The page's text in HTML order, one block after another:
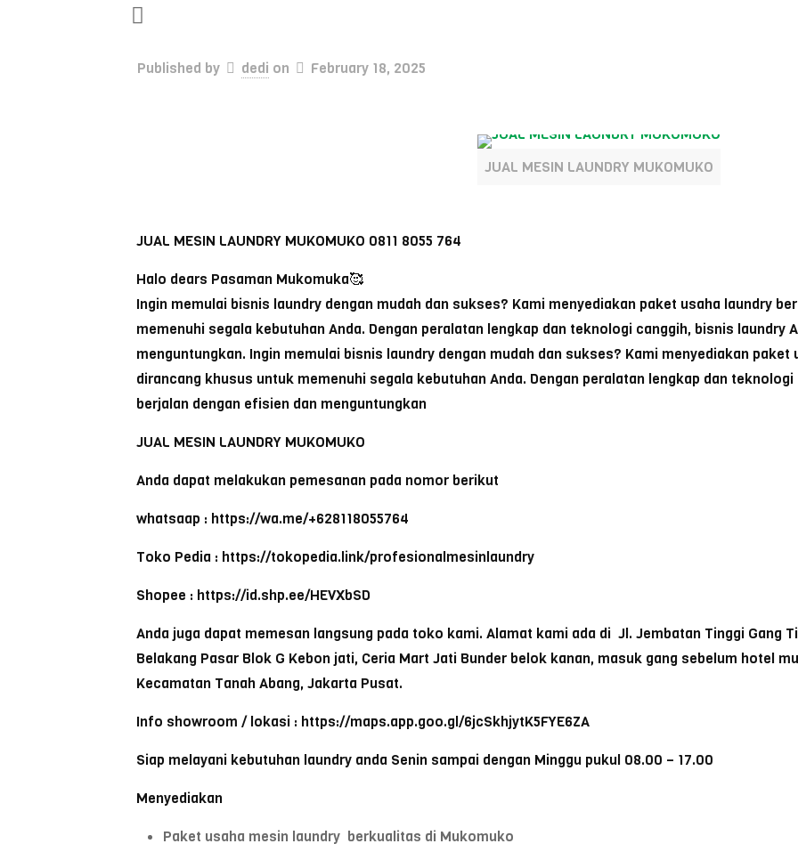
Published by dedi on February 18, 2025
JUAL MESIN LAUNDRY MUKOMUKO
JUAL MESIN LAUNDRY MUKOMUKO 0811 8055 764
Halo dears Pasaman Mukomuka🥰
Ingin memulai bisnis laundry dengan mudah dan sukses? Kami menyediakan paket usaha laundry
memenuhi segala kebutuhan Anda. Dengan peralatan lengkap dan teknologi canggih, bisnis laundry
menguntungkan. Ingin memulai bisnis laundry dengan mudah dan sukses? Kami menyediakan
dirancang khusus untuk memenuhi segala kebutuhan Anda. Dengan peralatan lengkap dan
berjalan dengan efisien dan menguntungkan
JUAL MESIN LAUNDRY MUKOMUKO
Anda dapat melakukan pemesanan pada nomor berikut
whatsaap : https://wa.me/+628118055764
Toko Pedia : https://tokopedia.link/profesionalmesinlaundry
Shopee : https://id.shp.ee/HEVXbSD
Anda juga dapat memesan langsung pada toko kami. Alamat kami ada di Jl. Jembatan Tinggi Gang
Belakang Pasar Blok G Kebon jati, Ceria Mart Jati Bunder belok kanan, masuk gang sebelum hotel
Kecamatan Tanah Abang, Jakarta Pusat.
Info showroom / lokasi : https://maps.app.goo.gl/6jcSkhjytK5FYE6ZA
Siap melayani kebutuhan laundry anda Senin sampai dengan Minggu pukul 08.00 – 17.00
Menyediakan
Paket usaha mesin laundry berkualitas di Mukomuko